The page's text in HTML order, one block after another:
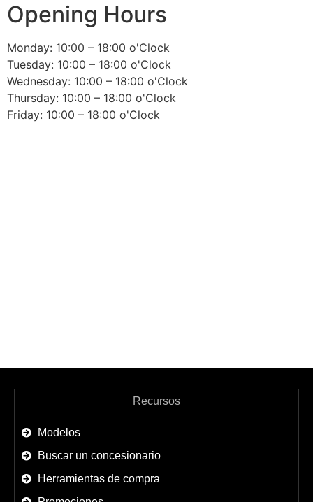
Opening Hours
Monday: 10:00 – 18:00 o'Clock
Tuesday: 10:00 – 18:00 o'Clock
Wednesday: 10:00 – 18:00 o'Clock
Thursday: 10:00 – 18:00 o'Clock
Friday: 10:00 – 18:00 o'Clock
Recursos
Modelos
Buscar un concesionario
Herramientas de compra